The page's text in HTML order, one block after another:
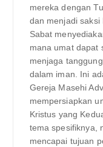
mereka dengan
dan menjadi saksi
Sabat
mana umat dapat
menjaga
dalam iman. Ini
Gereja Masehi
mempersiapkan
Kristus yang
tema spesifiknya,
mencapai tujuan